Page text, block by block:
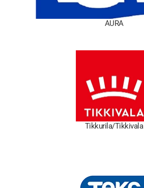
AURA
Tikkurila/Tikkivala